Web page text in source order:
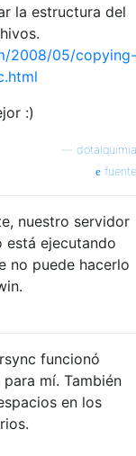
la estructura del
2008/05/copying-
:)
dotalquimia
fuente
nuestro servidor
está ejecutando
no puede hacerlo
funcionó
mí. También
en los